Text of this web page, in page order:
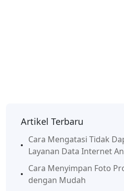
Artikel Terbaru
Cara Mengatasi Tidak
Layanan Data Internet
Cara Menyimpan Foto
dengan Mudah